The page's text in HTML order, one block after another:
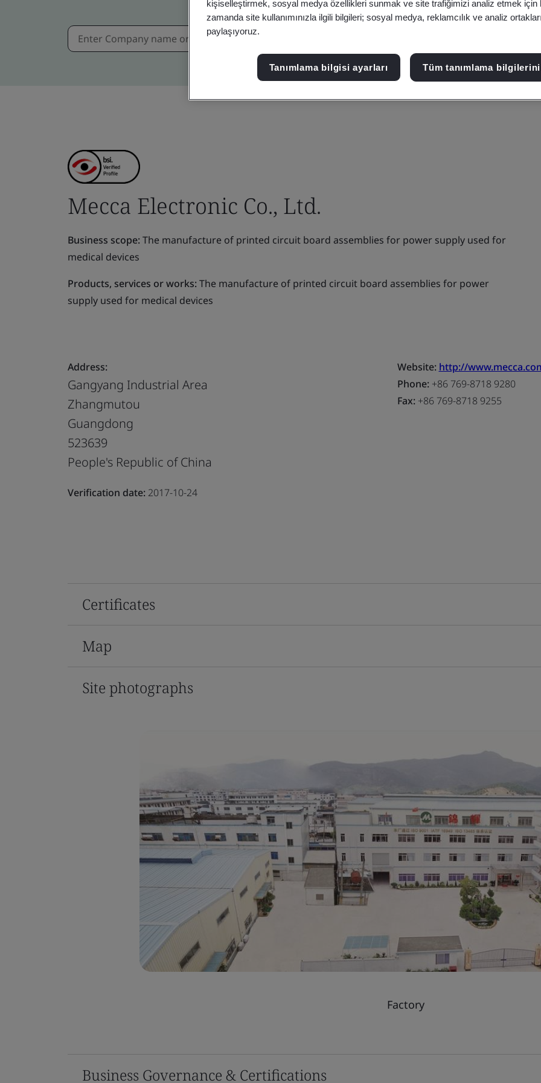
Mecca Electronic Co., Ltd.
Business scope:The manufacture of printed circuit board assemblies for power supply used for
medical devices
Products, services or works:The manufacture of printed circuit board assemblies for power
supply used for medical devices
Address:
Gangyang Industrial Area
Zhangmutou
Guangdong
523639
People's Republic of China
Verification date: 2017-10-24
Website: http://
Phone:+86 769-8718 9280
Fax:+86 769-8718 9255
Certificates
Map
Site photographs
Factory
Business Governance & Certifications
kişiselleştirmek, sosyal medya özellikleri sunmak ve site trafiğimizi analiz etmek için
zamanda site kullanımınızla ilgili bilgileri; sosyal medya, reklamcılık ve analiz
paylaşıyoruz.
Tanımlama bilgisi ayarları Tüm tanımlama